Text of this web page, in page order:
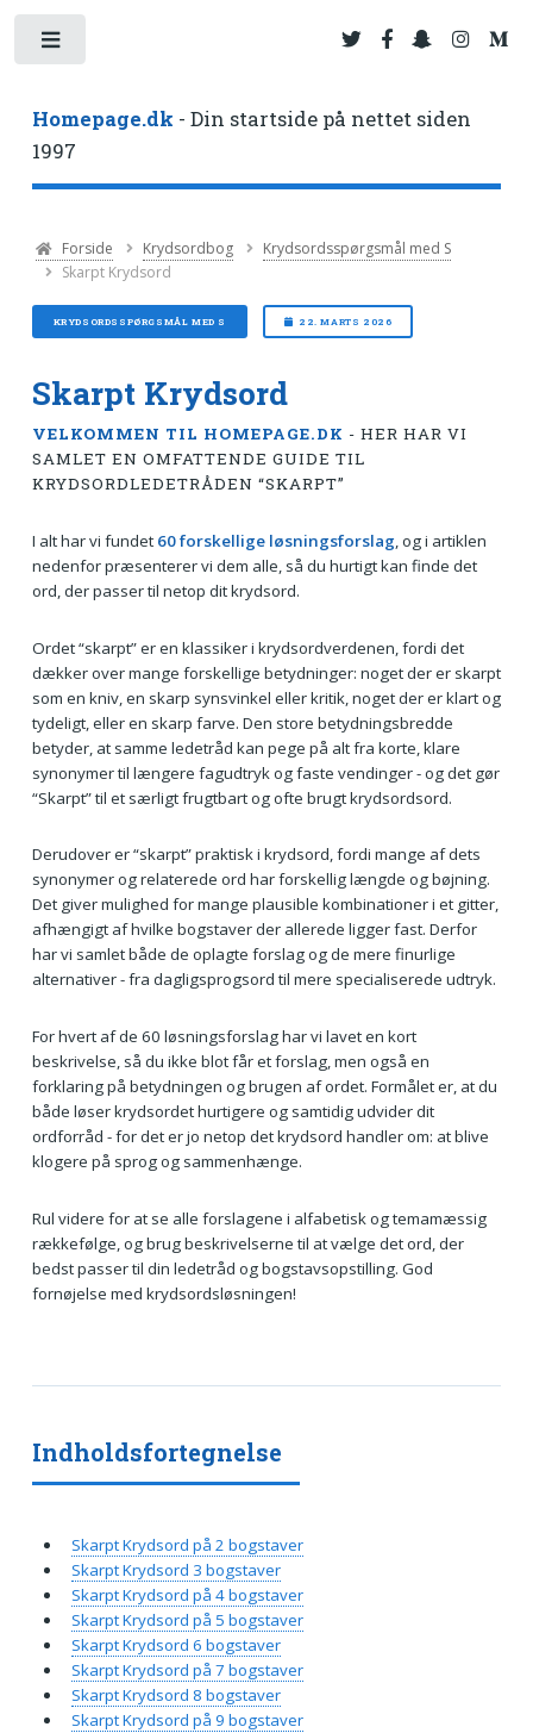
Homepage.dk - Din startside på nettet siden
1997
Forside Krydsordbog
Krydsordsspørgsmål med S
Skarpt Krydsord
KRYDSORDSSPØRGSMÅL MED S 22. MARTS 2026
Skarpt Krydsord
VELKOMMEN TIL HOMEPAGE.DK - HER HAR VI
SAMLET EN OMFATTENDE GUIDE TIL
KRYDSORDLEDETRÅDEN “SKARPT”
I alt har vi fundet 60 forskellige løsningsforslag, og i artiklen
nedenfor præsenterer vi dem alle, så du hurtigt kan finde det
ord, der passer til netop dit krydsord.
Ordet “skarpt” er en klassiker i krydsordverdenen, fordi det
dækker over mange forskellige betydninger: noget der er skarpt
som en kniv, en skarp synsvinkel eller kritik, noget der er klart og
tydeligt, eller en skarp farve. Den store betydningsbredde
betyder, at samme ledetråd kan pege på alt fra korte, klare
synonymer til længere fagudtryk og faste vendinger - og det gør
“Skarpt” til et særligt frugtbart og ofte brugt krydsordsord.
Derudover er “skarpt” praktisk i krydsord, fordi mange af dets
synonymer og relaterede ord har forskellig længde og bøjning.
Det giver mulighed for mange plausible kombinationer i et gitter,
afhængigt af hvilke bogstaver der allerede ligger fast. Derfor
har vi samlet både de oplagte forslag og de mere finurlige
alternativer - fra dagligsprogsord til mere specialiserede udtryk.
For hvert af de 60 løsningsforslag har vi lavet en kort
beskrivelse, så du ikke blot får et forslag, men også en
forklaring på betydningen og brugen af ordet. Formålet er, at du
både løser krydsordet hurtigere og samtidig udvider dit
ordforråd - for det er jo netop det krydsord handler om: at blive
klogere på sprog og sammenhænge.
Rul videre for at se alle forslagene i alfabetisk og temamæssig
rækkefølge, og brug beskrivelserne til at vælge det ord, der
bedst passer til din ledetråd og bogstavsopstilling. God
fornøjelse med krydsordsløsningen!
Indholdsfortegnelse
Skarpt Krydsord på 2 bogstaver
Skarpt Krydsord 3 bogstaver
Skarpt Krydsord på 4 bogstaver
Skarpt Krydsord på 5 bogstaver
Skarpt Krydsord 6 bogstaver
Skarpt Krydsord på 7 bogstaver
Skarpt Krydsord 8 bogstaver
Skarpt Krydsord på 9 bogstaver